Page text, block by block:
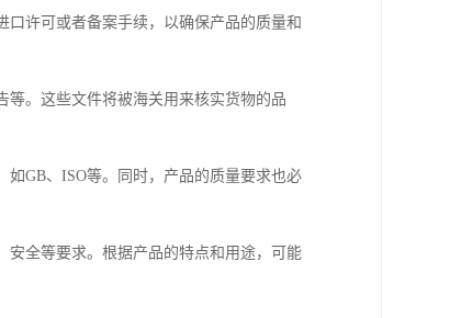
许可或者备案手续，以确保产品的质量和
等。这些文件将被海关用来核实货物的品
GB、ISO等。同时，产品的质量要求也必
安全等要求。根据产品的特点和用途，可能